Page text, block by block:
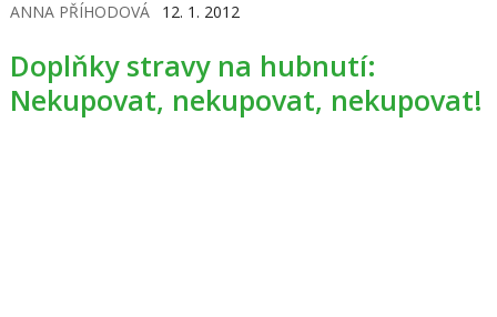
ANNA PŘÍHODOVÁ 12. 1. 2012
Doplňky stravy na hubnutí:
Nekupovat, nekupovat, nekupovat!